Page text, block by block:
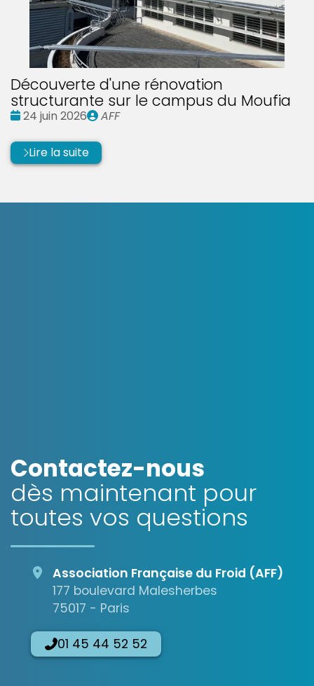
Découverte d'une rénovation
structurante sur le campus du Moufia
Date
24 juin 2026
Publié
AFF
Lire la suite
Contactez-nous
dès maintenant pour
toutes vos questions
Association Française du Froid (AFF)
177 boulevard Malesherbes
75017 - Paris
01 45 44 52 52